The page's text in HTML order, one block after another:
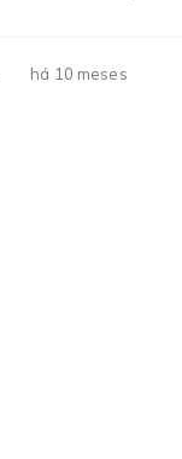
há 10 meses